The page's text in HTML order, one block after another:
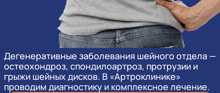
Дегенеративные заболевания шейного отдела —
остеохондроз, спондилоартроз, протрузии и
грыжи шейных дисков. В «Артроклинике»
проводим диагностику и комплексное лечение.